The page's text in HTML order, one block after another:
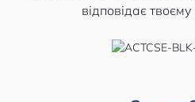
відповідає